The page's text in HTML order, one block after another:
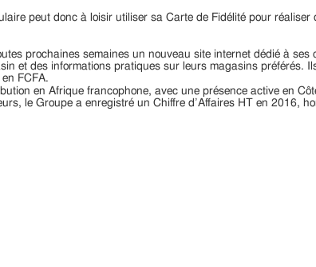
peut donc à loisir utiliser sa Carte de Fidélité pour
prochaines semaines un nouveau site internet dédié à ses
et des informations pratiques sur leurs magasins
FCFA.
en Afrique francophone, avec une présence active en
le Groupe a enregistré un Chiffre d’Affaires HT en 2016,